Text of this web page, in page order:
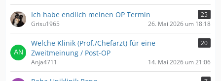
Ich habe endlich meinen OP Termin
25
Grisu1965
26. Mai 2026 um 18:18
Welche Klinik (Prof./Chefarzt) für eine
Zweitmeinung / Post-OP
20
Anja4711 14. Mai 2026 um 21:06